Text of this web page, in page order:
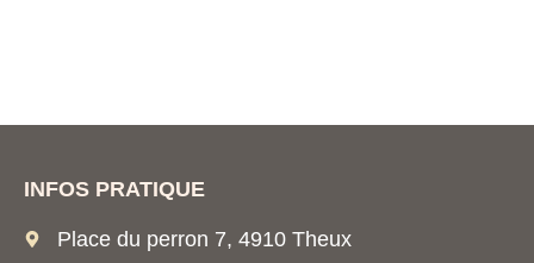
INFOS PRATIQUE
Place du perron 7, 4910 Theux